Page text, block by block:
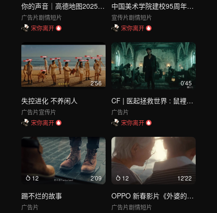
你的声音｜高德地图2025 情感故事片 导演剪辑版
广告片剧情短片
宋你离开
中国美术学院建校95周年概念影片｜《神思无极》 DIR VERSION
宣传片剧情短片
宋你离开
2'56
失控进化 不养闲人
广告片宣传片
宋你离开
0'45
CF | 医起拯救世界 : 鼠裡逃生
广告片
宋你离开
12 2'09
踢不烂的故事
广告片
12 12'22
OPPO 新春影片《外婆的日历》
广告片剧情短片